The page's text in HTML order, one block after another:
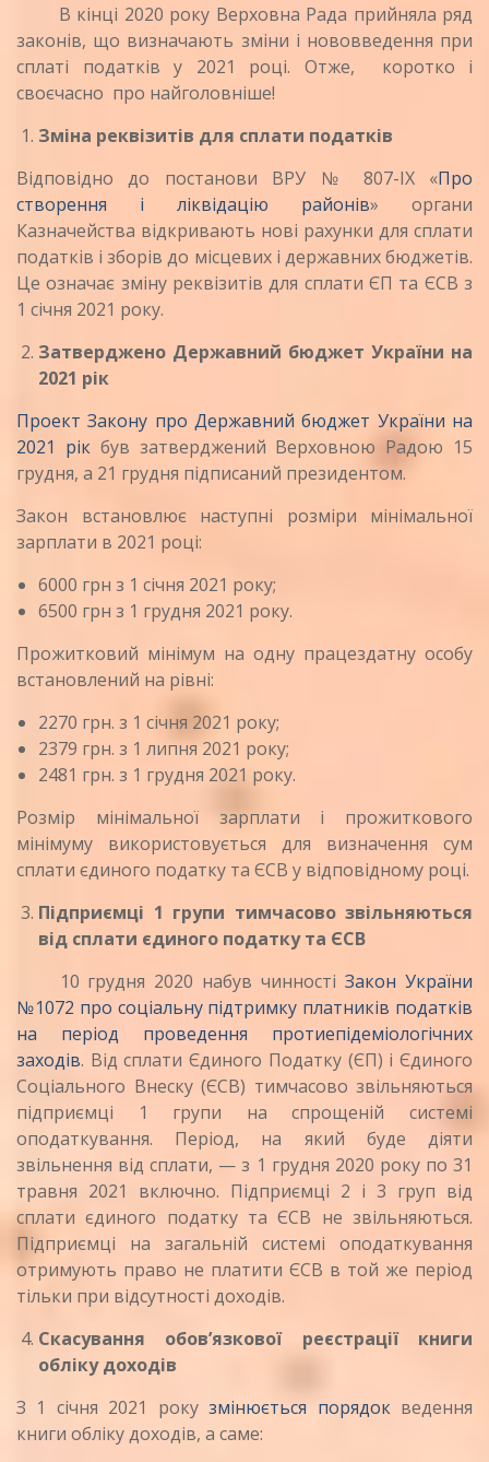
В кінці 2020 року Верховна Рада прийняла ряд
законів, що визначають зміни і нововведення при
сплаті податків у 2021 році. Отже, коротко і
своєчасно про найголовніше!
Зміна реквізитів для сплати податків
Відповідно до постанови ВРУ № 807-ІХ «Про
створення і ліквідацію районів» органи
Казначейства відкривають нові рахунки для сплати
податків і зборів до місцевих і державних бюджетів.
Це означає зміну реквізитів для сплати ЄП та ЄСВ з
1 січня 2021 року.
Затверджено Державний бюджет України на
2021 рік
Проект Закону про Державний бюджет України на
2021 рікбув затверджений Верховною Радою 15
грудня, а 21 грудня підписаний президентом.
Закон встановлює наступні розміри мінімальної
зарплати в 2021 році:
6000 грн з 1 січня 2021 року;
6500 грн з 1 грудня 2021 року.
Прожитковий мінімум на одну працездатну особу
встановлений на рівні:
2270 грн. з 1 січня 2021 року;
2379 грн. з 1 липня 2021 року;
2481 грн. з 1 грудня 2021 року.
Розмір мінімальної зарплати і прожиткового
мінімуму використовується для визначення сум
сплати єдиного податку та ЄСВ у відповідному році.
Підприємці 1 групи тимчасово звільняються
від сплати єдиного податку та ЄСВ
10 грудня 2020 набув чинностіЗакон України
№1072 про соціальну підтримку платників податків
на період проведення протиепідеміологічних
заходів. Від сплати Єдиного Податку (ЄП) і Єдиного
Соціального Внеску (ЄСВ) тимчасово звільняються
підприємці 1 групи на спрощеній системі
оподаткування. Період, на який буде діяти
звільнення від сплати, — з 1 грудня 2020 року по 31
травня 2021 включно. Підприємці 2 і 3 груп від
сплати єдиного податку та ЄСВ не звільняються.
Підприємці на загальній системі оподаткування
отримують право не платити ЄСВ в той же період
тільки при відсутності доходів.
Скасування обов’язкової реєстрації книги
обліку доходів
З 1 січня 2021 рокузмінюється порядокведення
книги обліку доходів, а саме: